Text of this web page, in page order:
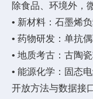
除食品、环境外，
• 新材料：石墨烯
• 药物研发：单抗
• 地质考古：古陶
• 能源化学：固态
开放方法与数据接